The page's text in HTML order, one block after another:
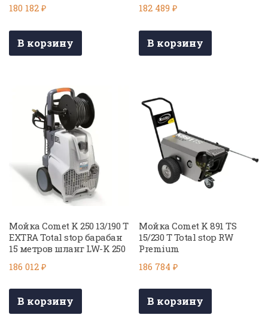
180 182 ₽
В корзину
182 489₽
В корзину
Мойка Comet K 250 13/190 T
EXTRA Total stop барабан
15 метров шланг LW-K 250
186 012 ₽
В корзину
Мойка Comet K 891 TS
15/230 T Total stop RW
Premium
186 784₽
В корзину